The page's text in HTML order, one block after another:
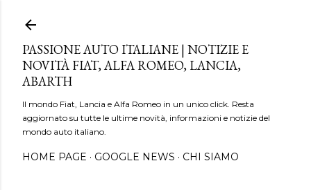
PASSIONE AUTO ITALIANE | NOTIZIE E
NOVITÀ FIAT, ALFA ROMEO, LANCIA,
ABARTH
Il mondo Fiat, Lancia e Alfa Romeo in un unico click. Resta
aggiornato su tutte le ultime novità, informazioni e notizie del
mondo auto italiano.
HOME PAGE GOOGLE NEWS CHI SIAMO